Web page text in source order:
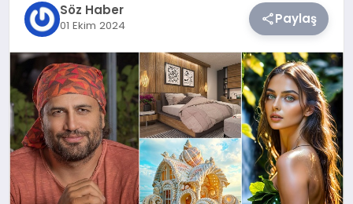
SIYASET
YAŞAM
Söz Haber
01 Ekim 2024 Paylaş